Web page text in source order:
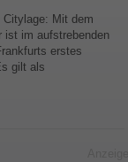
Citylage: Mit dem
ist im aufstrebenden
erstes
gilt als